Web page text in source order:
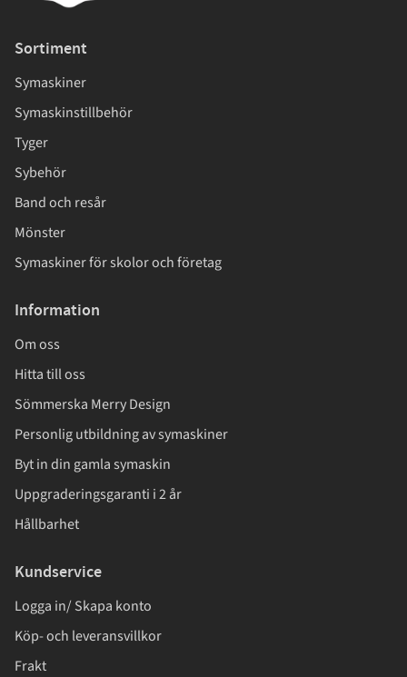
Sortiment
Symaskiner
Symaskinstillbehör
Tyger
Sybehör
Band och resår
Mönster
Symaskiner för skolor och företag
Information
Om oss
Hitta till oss
Sömmerska Merry Design
Personlig utbildning av symaskiner
Byt in din gamla symaskin
Uppgraderingsgaranti i 2 år
Hållbarhet
Kundservice
Logga in/ Skapa konto
Köp- och leveransvillkor
Frakt